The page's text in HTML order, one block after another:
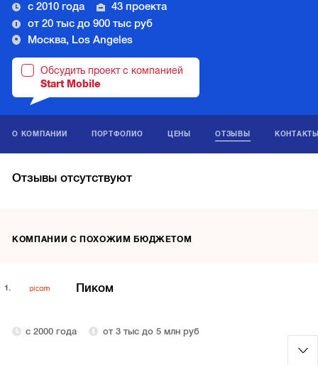
с 2010 года
43 проекта
от 20 тыс до 900 тыс руб
Москва, Los Angeles
Обсудить проект с компанией
Start Mobile
О КОМПАНИИ ПОРТФОЛИО ЦЕНЫ ОТЗЫВЫ
Отзывы отсутствуют
КОМПАНИИ С ПОХОЖИМ БЮДЖЕТОМ
1. Пиком
с 2000 года от 3 тыс до 5 млн руб